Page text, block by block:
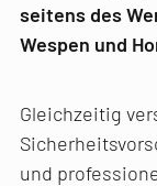
seitens des
Wespen und
Gleichzeitig
und